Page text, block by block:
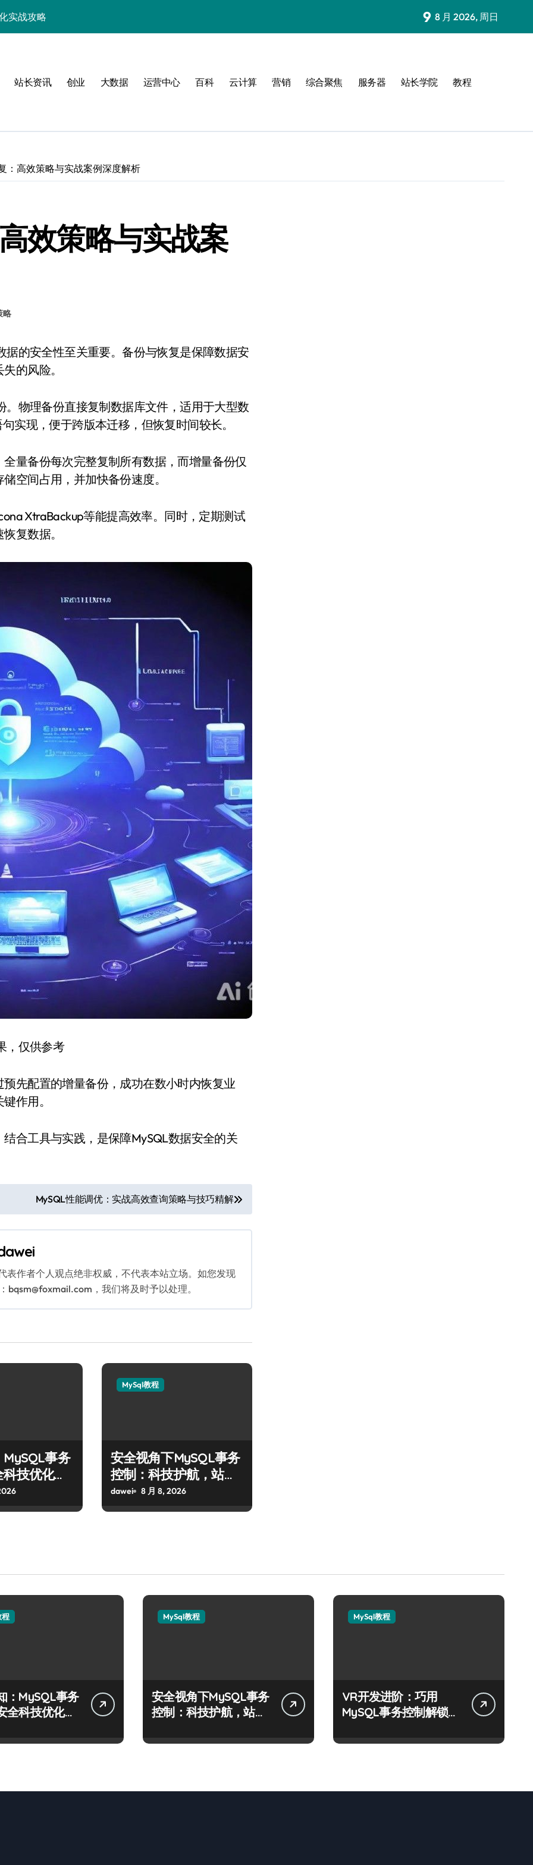
实战攻略
工程师必知技巧
驱动性能优化
技术达人控局之道
风控实战攻略
9 8 月 2026, 周日
站长资讯 创业 大数据 运营中心 百科 云计算 营销 综合聚焦 服务器 站长学院 教程
：高效策略与实战案例深度解析
效策略与实战案
略
的风险。
物理备份直接复制数据库文件，适用于大型数
实现，便于跨版本迁移，但恢复时间较长。
量备份每次完整复制所有数据，而增量备份仅
空间占用，并加快备份速度。
XtraBackup等能提高效率。同时，定期测试
复数据。
，仅供参考
先配置的增量备份，成功在数小时内恢复业
作用。
合工具与实践，是保障MySQL数据安全的关
MySQL性能调优：实战高效查询策略与技巧精解
作者个人观点绝非权威，不代表本站立场。如您发现
，我们将及时予以处理。
事务
技优化实
MySql教程
安全视角下MySQL事务
控制：科技护航，站长
必学的技术精要
dawei 8 月 8, 2026
程
：MySQL事务
全科技优化实
MySql教程
安全视角下MySQL事务
控制：科技护航，站长
MySql教程
VR开发进阶：巧用
MySQL事务控制解锁科